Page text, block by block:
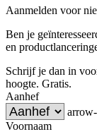
Aanmelden voor
Ben je
en
Schrijf je dan in
hoogte. Gratis.
Aanhef
Voornaam